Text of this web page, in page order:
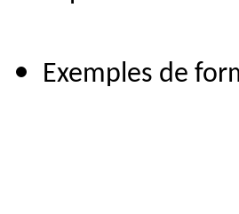
Exemples de